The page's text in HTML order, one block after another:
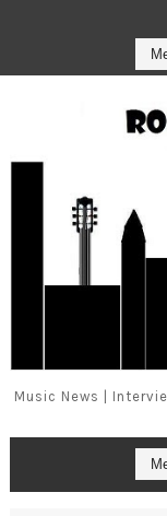
Music News |